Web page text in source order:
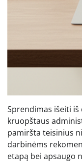
Sprendimas išeiti
kruopštaus
pamiršta teisinius
darbinėms
etapą bei apsaugo